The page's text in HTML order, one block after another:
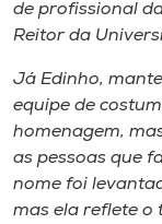
de profissional
Reitor da
Já Edinho,
equipe de
homenagem,
as pessoas que
nome foi
mas ela reflete o